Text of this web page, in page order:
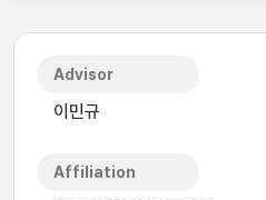
Advisor
이민규
Affiliation